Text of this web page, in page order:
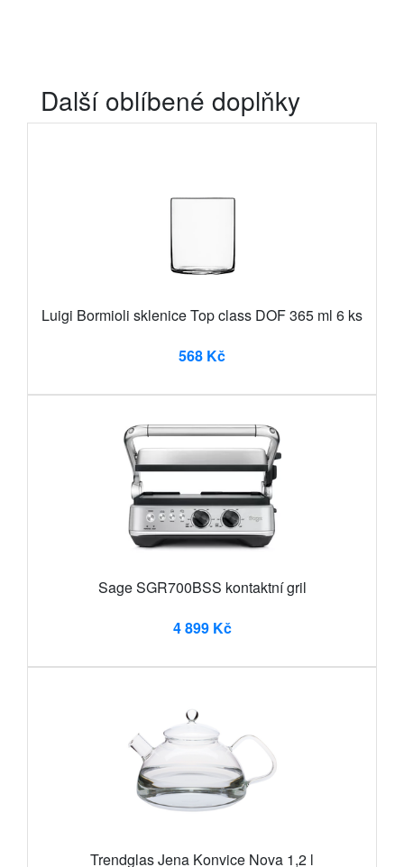
Další oblíbené doplňky
Luigi Bormioli sklenice Top class DOF 365 ml 6 ks
568 Kč
Sage SGR700BSS kontaktní gril
4 899 Kč
Trendglas Jena Konvice Nova 1,2 l